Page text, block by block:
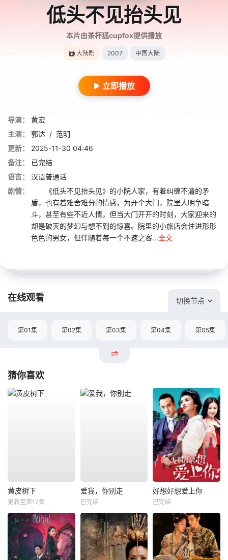
低头不见抬头见
本片由茶杯狐cupfox提供播放
大陆剧 2007 中国大陆
立即播放
导演：
黄宏
主演：
郭达 / 范明
更新：
2025-11-30 04:46
备注：
已完结
语言：
汉语普通话
剧情：
《低头不见抬头见》的小院人家，有着纠缠不清的矛
盾，也有着难舍难分的情感，为开个大门，院里人明争暗
斗，甚至有些不近人情，但当大门开开的时刻，大家迎来的
却是破灭的梦幻与想不到的惊喜。院里的小旅店会住进形形
色色的男女，但伴随着每一个不速之客...全文
在线观看 切换节点
第01集 第02集 第03集 第04集 第05集
猜你喜欢
黄皮树下
更新至第17集
爱我，你别走
已完结
好想好想爱上你
已完结